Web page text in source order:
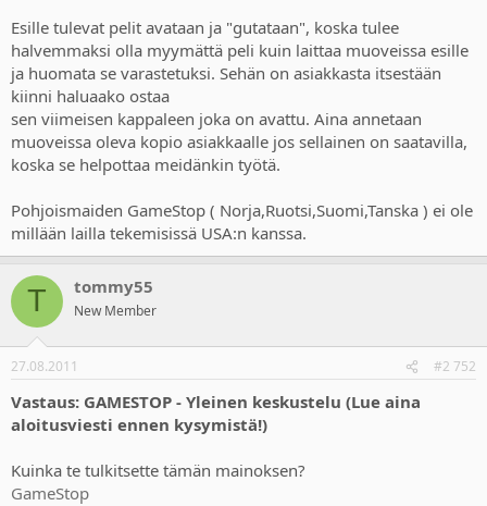
Esille tulevat pelit avataan ja "gutataan", koska tulee
halvemmaksi olla myymättä peli kuin laittaa muoveissa esille
ja huomata se varastetuksi. Sehän on asiakkasta itsestään
kiinni haluaako ostaa
sen viimeisen kappaleen joka on avattu. Aina annetaan
muoveissa oleva kopio asiakkaalle jos sellainen on saatavilla,
koska se helpottaa meidänkin työtä.
Pohjoismaiden GameStop ( Norja,Ruotsi,Suomi,Tanska ) ei ole
millään lailla tekemisissä USA:n kanssa.
T tommy55
New Member
27.08.2011 #2 752
Vastaus: GAMESTOP - Yleinen keskustelu (Lue aina
aloitusviesti ennen kysymistä!)
Kuinka te tulkitsette tämän mainoksen?
GameStop